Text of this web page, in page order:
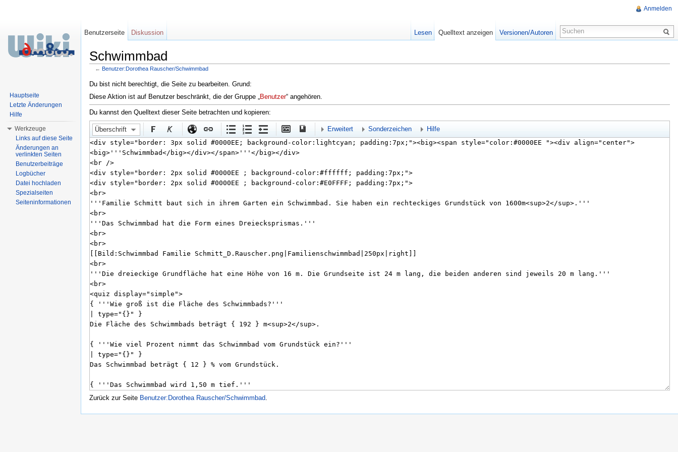
Schwimmbad
← Benutzer:Dorothea Rauscher/Schwimmbad
Du bist nicht berechtigt, die Seite zu bearbeiten. Grund:
Diese Aktion ist auf Benutzer beschränkt, die der Gruppe „
Benutzer“ angehören.
Du kannst den Quelltext dieser Seite betrachten und kopieren:
Überschrift Erweitert Sonderzeichen Hilfe
Zurück zur Seite Benutzer:Dorothea Rauscher/Schwimmbad
Anmelden
Benutzerseite Diskussion Lesen Quelltext anzeigen Versionen/Autoren
Hauptseite
Letzte Änderungen
Hilfe
Werkzeuge
Links auf diese Seite
Änderungen an
verlinkten Seiten
Benutzerbeiträge
Logbücher
Datei hochladen
Spezialseiten
Seiteninformationen